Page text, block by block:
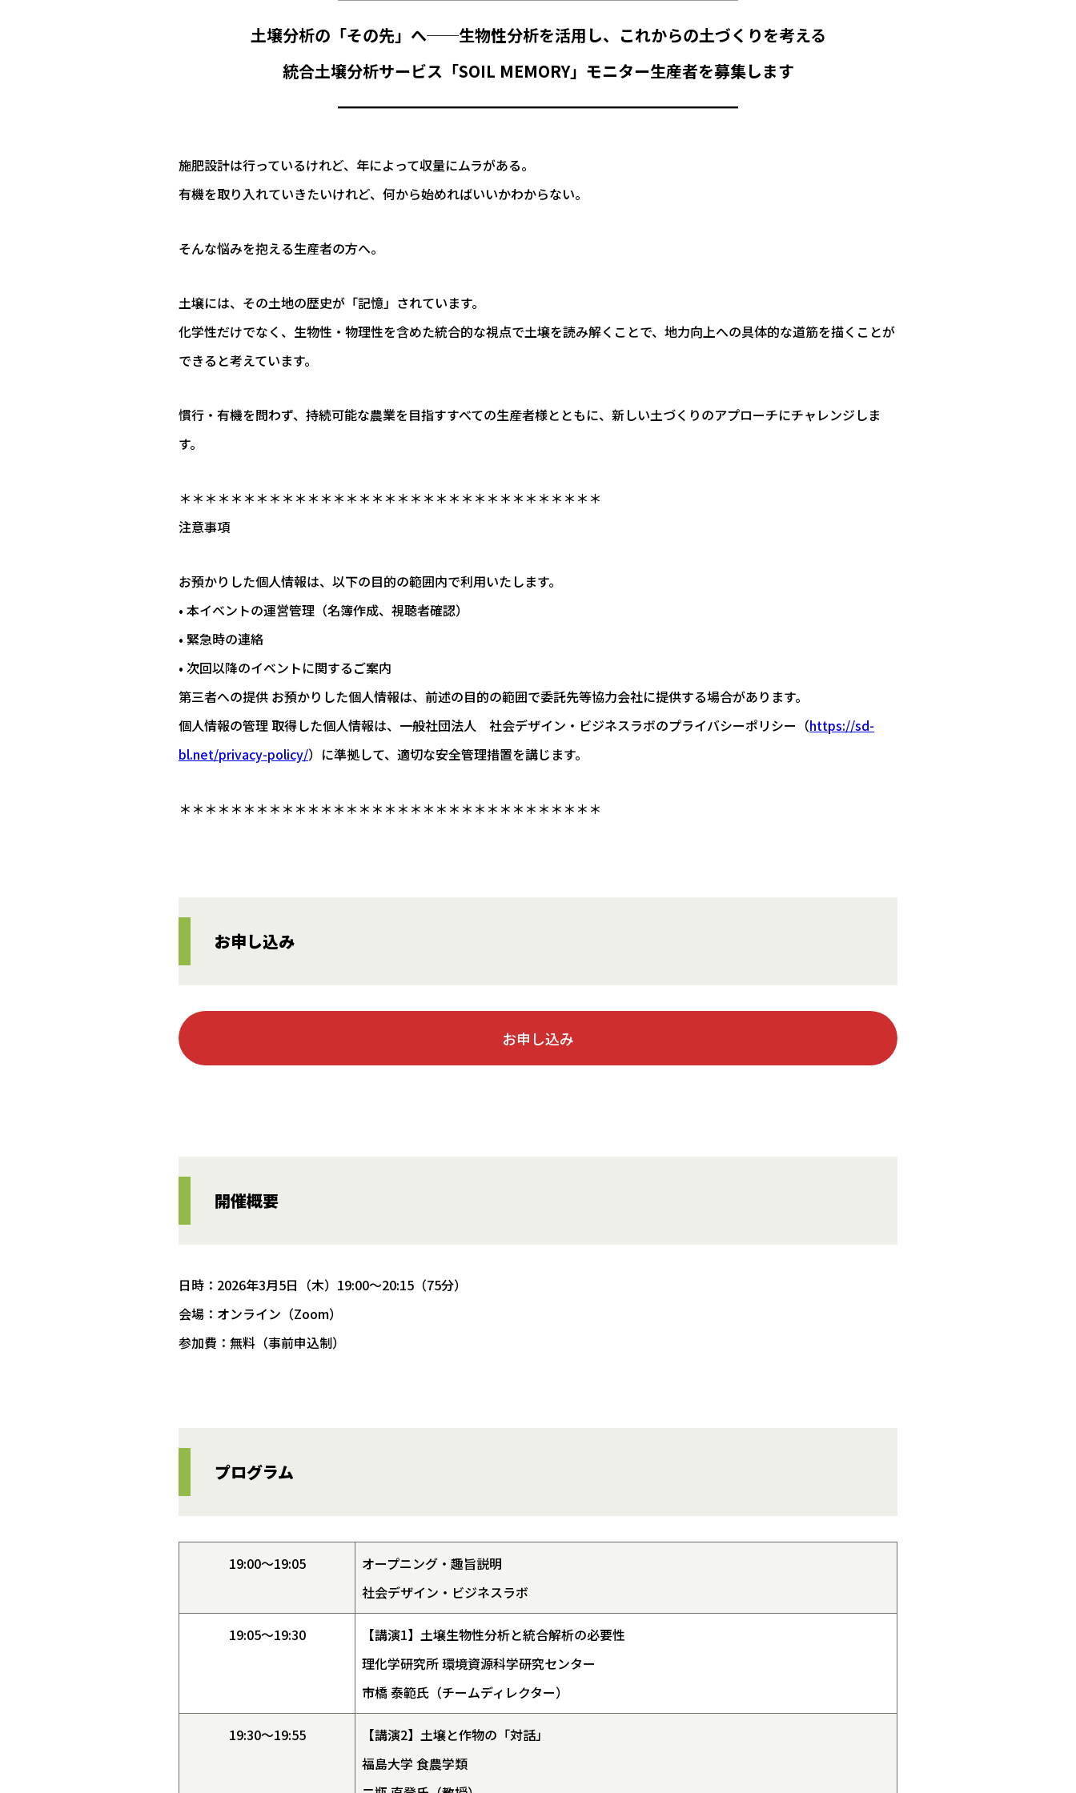
土壌分析の「その先」へ──生物性分析を活用し、これからの土づくりを考える
統合土壌分析サービス「SOIL MEMORY」モニター生産者を募集します
━━━━━━━━━━━━━━━━━━━━━━━━━
施肥設計は行っているけれど、年によって収量にムラがある。
有機を取り入れていきたいけれど、何から始めればいいかわからない。
そんな悩みを抱える生産者の方へ。
土壌には、その土地の歴史が「記憶」されています。
化学性だけでなく、生物性・物理性を含めた統合的な視点で土壌を読み解くことで、地力向上への具体的な道筋を描くことが
できると考えています。
慣行・有機を問わず、持続可能な農業を目指すすべての生産者様とともに、新しい土づくりのアプローチにチャレンジしま
す。
＊＊＊＊＊＊＊＊＊＊＊＊＊＊＊＊＊＊＊＊＊＊＊＊＊＊＊＊＊＊＊＊＊
注意事項
お預かりした個人情報は、以下の目的の範囲内で利用いたします。
• 本イベントの運営管理（名簿作成、視聴者確認）
• 緊急時の連絡
• 次回以降のイベントに関するご案内
第三者への提供 お預かりした個人情報は、前述の目的の範囲で委託先等協力会社に提供する場合があります。
個人情報の管理 取得した個人情報は、一般社団法人 社会デザイン・ビジネスラボのプライバシーポリシー（https://sd-
bl.net/privacy-policy/）に準拠して、適切な安全管理措置を講じます。
＊＊＊＊＊＊＊＊＊＊＊＊＊＊＊＊＊＊＊＊＊＊＊＊＊＊＊＊＊＊＊＊＊
お申し込み
お申し込み
開催概要
日時：2026年3月5日（木）19:00～20:15（75分）
会場：オンライン（Zoom）
参加費：無料（事前申込制）
プログラム
19:00～19:05
オープニング・趣旨説明
社会デザイン・ビジネスラボ
19:05～19:30
【講演1】土壌生物性分析と統合解析の必要性
理化学研究所 環境資源科学研究センター
市橋 泰範氏（チームディレクター）
19:30～19:55
【講演2】土壌と作物の「対話」
福島大学 食農学類